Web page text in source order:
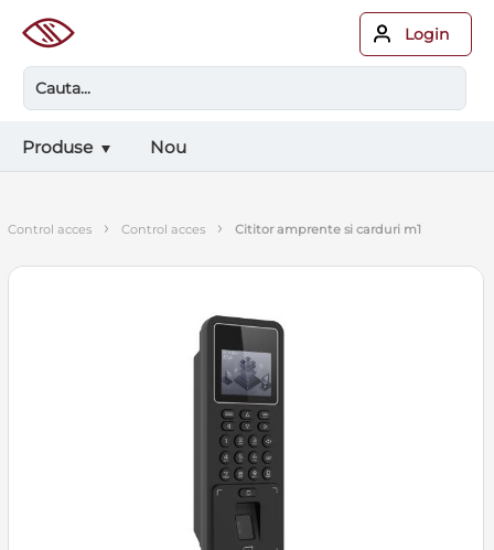
Login
Produse Nou
control acces › control acces › cititor amprente si carduri m1